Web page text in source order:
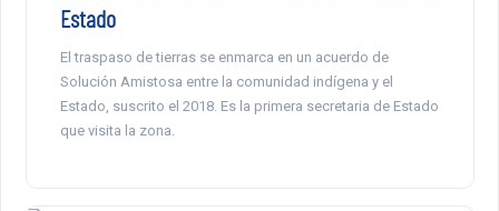
Estado
El traspaso de tierras se enmarca en un acuerdo de
Solución Amistosa entre la comunidad indígena y el
Estado, suscrito el 2018. Es la primera secretaria de Estado
que visita la zona.